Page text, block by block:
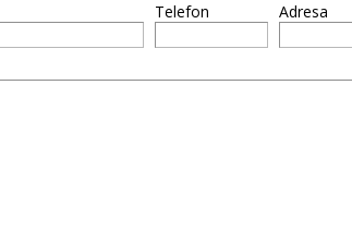
Telefon Adresa